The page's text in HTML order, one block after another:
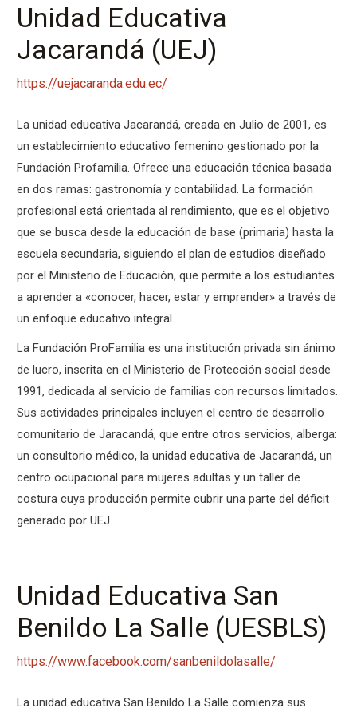
Unidad Educativa
Jacarandá (UEJ)
https://uejacaranda.edu.ec/
La unidad educativa Jacarandá, creada en Julio de 2001, es
un establecimiento educativo femenino gestionado por la
Fundación Profamilia. Ofrece una educación técnica basada
en dos ramas: gastronomía y contabilidad. La formación
profesional está orientada al rendimiento, que es el objetivo
que se busca desde la educación de base (primaria) hasta la
escuela secundaria, siguiendo el plan de estudios diseñado
por el Ministerio de Educación, que permite a los estudiantes
a aprender a «conocer, hacer, estar y emprender» a través de
un enfoque educativo integral.
La Fundación ProFamilia es una institución privada sin ánimo
de lucro, inscrita en el Ministerio de Protección social desde
1991, dedicada al servicio de familias con recursos limitados.
Sus actividades principales incluyen el centro de desarrollo
comunitario de Jaracandá, que entre otros servicios, alberga:
un consultorio médico, la unidad educativa de Jacarandá, un
centro ocupacional para mujeres adultas y un taller de
costura cuya producción permite cubrir una parte del déficit
generado por UEJ.
Unidad Educativa San
Benildo La Salle (UESBLS)
https://www.facebook.com/sanbenildolasalle/
La unidad educativa San Benildo La Salle comienza sus